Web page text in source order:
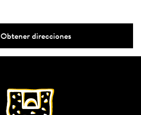
Obtener direcciones